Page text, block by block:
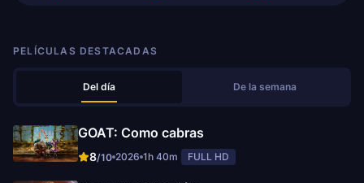
PELÍCULAS DESTACADAS
Del día De la semana
GOAT: Como cabras
8/10 2026 1h 40m FULL HD